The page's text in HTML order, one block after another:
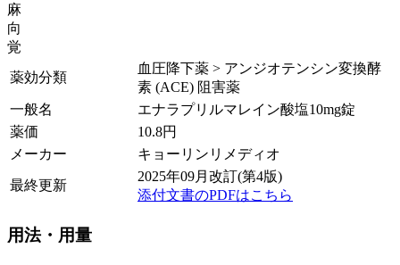
麻
向
覚
薬効分類
血圧降下薬 > アンジオテンシン変換酵
素 (ACE) 阻害薬
一般名
エナラプリルマレイン酸塩10mg錠
薬価
10.8円
メーカー
キョーリンリメディオ
最終更新
2025年09月改訂(第4版)
添付文書のPDFはこちら
用法・用量